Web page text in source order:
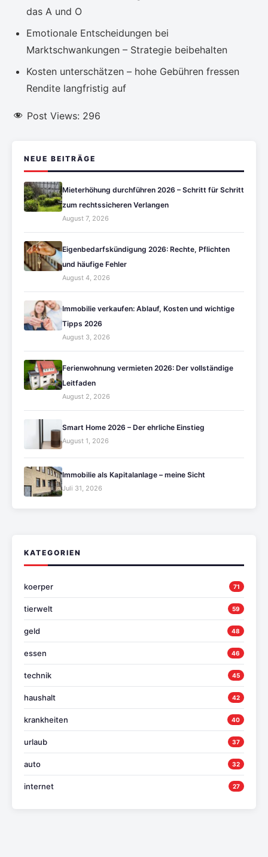
das A und O
Emotionale Entscheidungen bei
Marktschwankungen – Strategie beibehalten
Kosten unterschätzen – hohe Gebühren fressen
Rendite langfristig auf
Post Views: 296
NEUE BEITRÄGE
Mieterhöhung durchführen 2026 – Schritt für Schritt
zum rechtssicheren Verlangen
August 7, 2026
Eigenbedarfskündigung 2026: Rechte, Pflichten
und häufige Fehler
August 4, 2026
Immobilie verkaufen: Ablauf, Kosten und wichtige
Tipps 2026
August 3, 2026
Ferienwohnung vermieten 2026: Der vollständige
Leitfaden
August 2, 2026
Smart Home 2026 – Der ehrliche Einstieg
August 1, 2026
Immobilie als Kapitalanlage – meine Sicht
Juli 31, 2026
KATEGORIEN
koerper 71
tierwelt 59
geld 48
essen 46
technik 45
haushalt 42
krankheiten 40
urlaub 37
auto 32
internet 27